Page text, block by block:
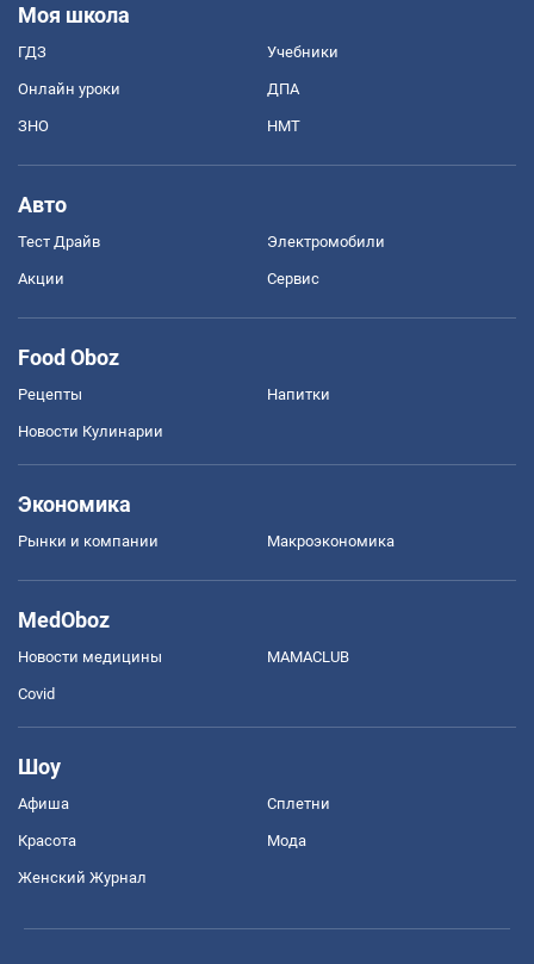
Моя школа
ГДЗ Учебники
Онлайн уроки ДПА
ЗНО НМТ
Авто
Тест Драйв Электромобили
Акции Сервис
Food Oboz
Рецепты Напитки
Новости Кулинарии
Экономика
Рынки и компании Mакроэкономика
MedOboz
Новости медицины MAMACLUB
Covid
Шоу
Афиша Сплетни
Красота Мода
Женский Журнал